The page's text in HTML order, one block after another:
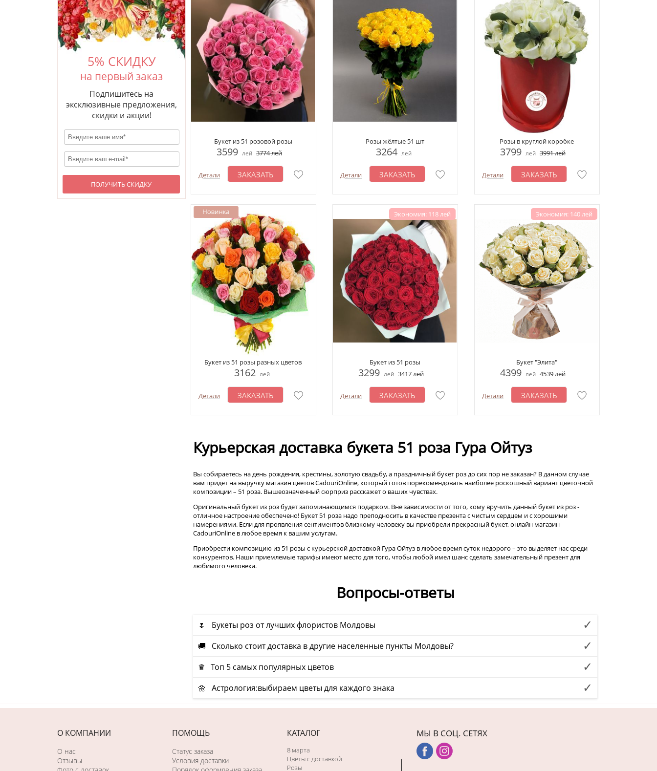
5% СКИДКУ
на первый заказ
Подпишитесь на
эксклюзивные предложения,
скидки и акции!
ПОЛУЧИТЬ СКИДКУ
Букет из 51 розовой розы
3599 лей 3774лей
Детали ЗАКАЗАТЬ
Розы жёлтые 51 шт
3264 лей
Детали ЗАКАЗАТЬ
Розы в круглой коробке
3799 лей 3991лей
Детали ЗАКАЗАТЬ
Букет из 51 розы разных цветов
3162 лей
Детали ЗАКАЗАТЬ
Экономия: 118 лей
Букет из 51 розы
3299 лей 3417лей
Детали ЗАКАЗАТЬ
Экономия: 140 лей
Букет "Элита"
4399 лей 4539лей
Детали ЗАКАЗАТЬ
Курьерская доставка букета 51 роза Гура Ойтуз
Вы собираетесь на день рождения, крестины, золотую свадьбу, а праздничный букет роз до сих пор не заказан? В данном случае
вам придет на выручку магазин цветов CadouriOnline, который готов порекомендовать наиболее роскошный вариант цветочной
композиции – 51 роза. Вышеозначенный сюрприз расскажет о ваших чувствах.
Оригинальный букет из роз будет запоминающимся подарком. Вне зависимости от того, кому вручить данный букет из роз -
отличное настроение обеспечено! Букет 51 роза надо преподносить в качестве презента с чистым сердцем и с хорошими
намерениями. Если для проявления сентиментов близкому человеку вы приобрели прекрасный букет, онлайн магазин
CadouriOnline в любое время к вашим услугам.
Приобрести композицию из 51 розы с курьерской доставкой Гура Ойтуз в любое время суток недорого – это выделяет нас среди
конкурентов. Наши приемлемые тарифы имеют место для того, чтобы любой имел шанс сделать замечательный презент для
любимого человека.
Вопросы-ответы
🌷 Букеты роз от лучших флористов Молдовы
🚚 Сколько стоит доставка в другие населенные пункты Молдовы?
♛ Топ 5 самых популярных цветов
🌼 Астрология:выбираем цветы для каждого знака
О КОМПАНИИ
О нас
Отзывы
ПОМОЩЬ
Статус заказа
Условия доставки
КАТАЛОГ
8 марта
Цветы с доставкой
Розы
МЫ В СОЦ. СЕТЯХ